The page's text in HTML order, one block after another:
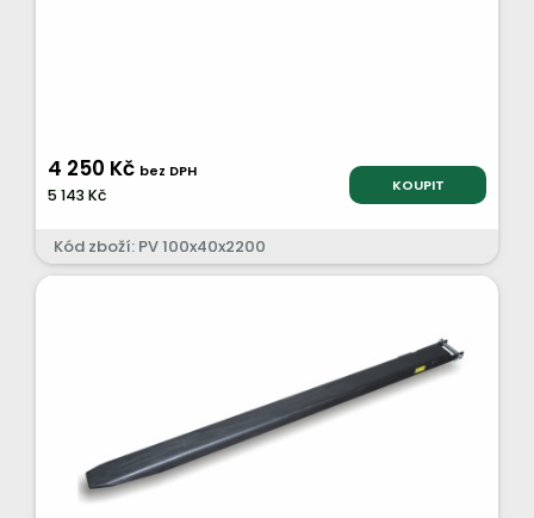
4 250 Kč bez DPH
5 143 Kč KOUPIT
Kód zboží: PV 100x40x2200